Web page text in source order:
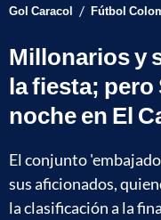
Gol Caracol / Fútbol
Millonarios y
la fiesta; pero
noche en El
El conjunto
sus aficionados,
la clasificación a la